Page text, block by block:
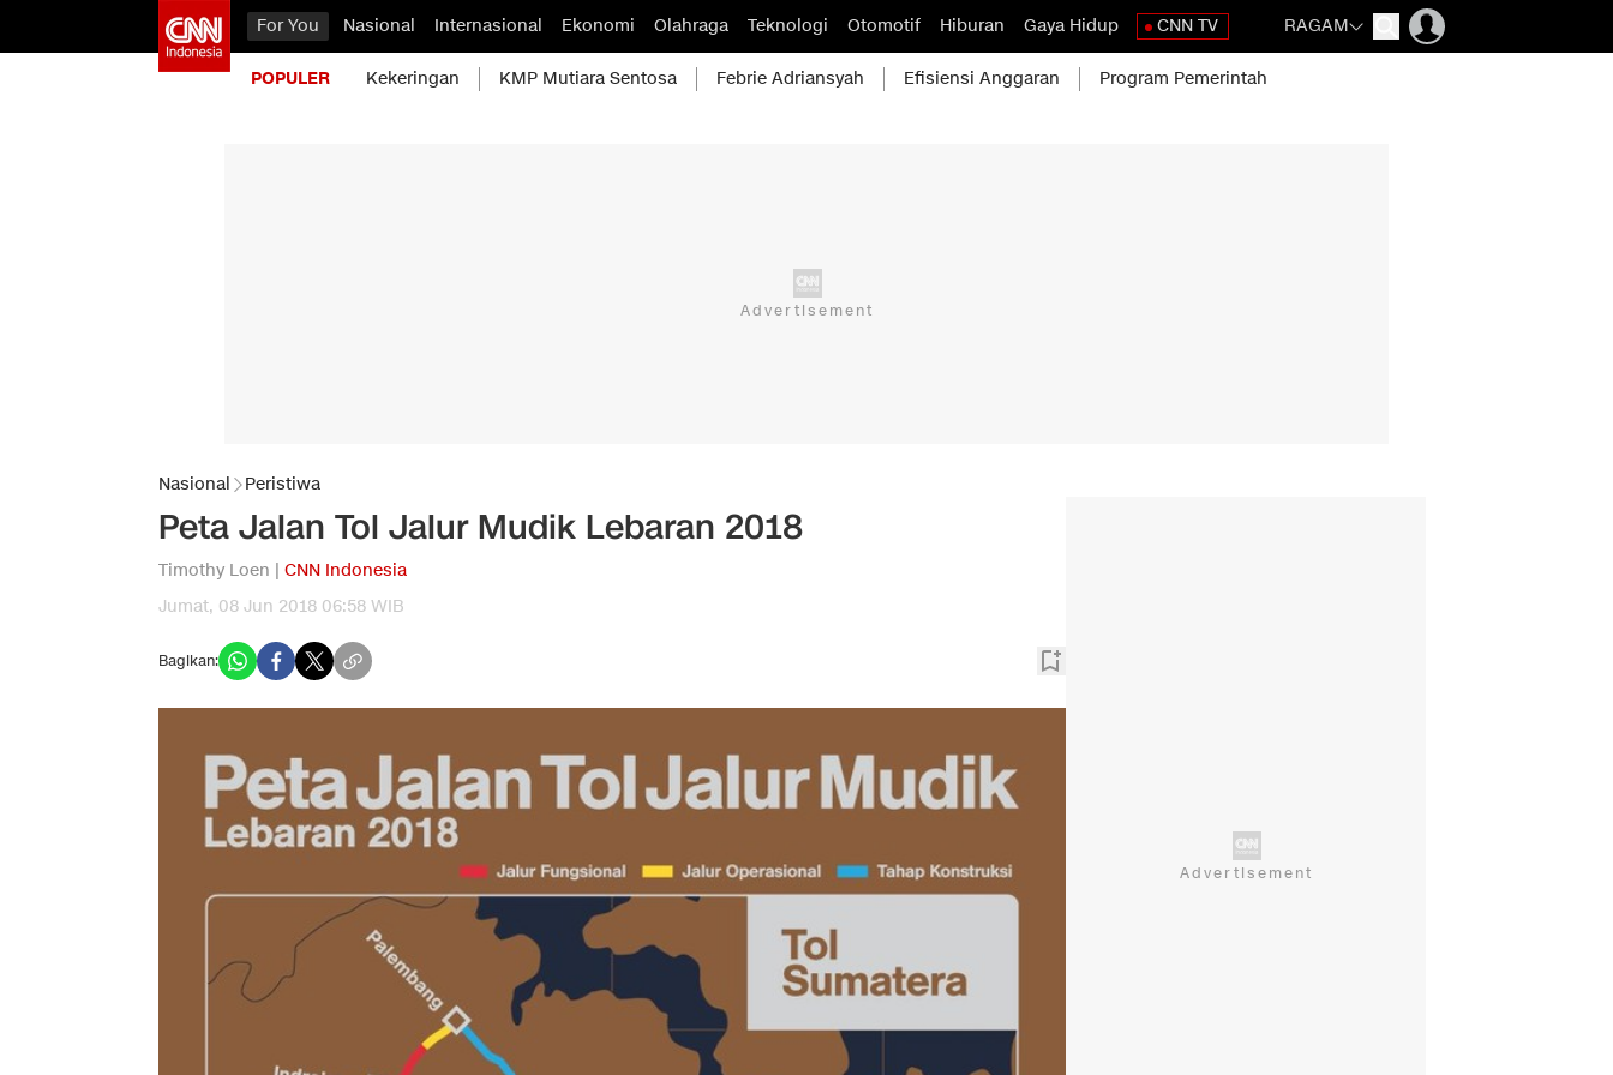
For You Nasional Internasional Ekonomi Olahraga Teknologi Otomotif Hiburan Gaya Hidup CNN TV RAGAM
POPULER Kekeringan KMP Mutiara Sentosa Febrie Adriansyah Efisiensi Anggaran Program Pemerintah
Nasional Peristiwa
Peta Jalan Tol Jalur Mudik Lebaran 2018
Timothy Loen | CNN Indonesia
Jumat, 08 Jun 2018 06:58 WIB
Bagikan: